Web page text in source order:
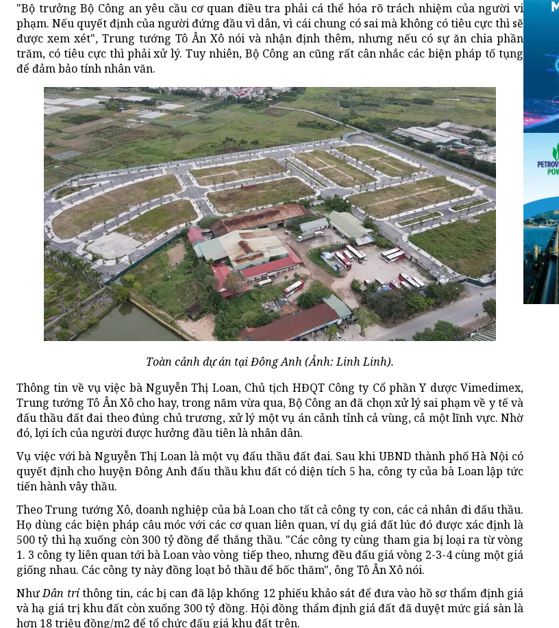
"Bộ trưởng Bộ Công an yêu cầu cơ quan điều tra phải cá thể hóa rõ trách nhiệm của người vi
phạm. Nếu quyết định của người đứng đầu vì dân, vì cái chung có sai mà không có tiêu cực thì sẽ
được xem xét", Trung tướng Tô Ân Xô nói và nhận định thêm, nhưng nếu có sự ăn chia phần
trăm, có tiêu cực thì phải xử lý. Tuy nhiên, Bộ Công an cũng rất cân nhắc các biện pháp tố tụng
để đảm bảo tính nhân văn.
Toàn cảnh dự án tại Đông Anh (Ảnh: Linh Linh).
Thông tin về vụ việc bà Nguyễn Thị Loan, Chủ tịch HĐQT Công ty Cổ phần Y dược Vimedimex,
Trung tướng Tô Ân Xô cho hay, trong năm vừa qua, Bộ Công an đã chọn xử lý sai phạm về y tế và
đấu thầu đất đai theo đúng chủ trương, xử lý một vụ án cảnh tỉnh cả vùng, cả một lĩnh vực. Nhờ
đó, lợi ích của người được hưởng đầu tiên là nhân dân.
Vụ việc với bà Nguyễn Thị Loan là một vụ đấu thầu đất đai. Sau khi UBND thành phố Hà Nội có
quyết định cho huyện Đông Anh đấu thầu khu đất có diện tích 5 ha, công ty của bà Loan lập tức
tiến hành vây thầu.
Theo Trung tướng Xô, doanh nghiệp của bà Loan cho tất cả công ty con, các cá nhân đi đấu thầu.
Họ dùng các biện pháp câu móc với các cơ quan liên quan, ví dụ giá đất lúc đó được xác định là
500 tỷ thì hạ xuống còn 300 tỷ đồng để thắng thầu. "Các công ty cùng tham gia bị loại ra từ vòng
1. 3 công ty liên quan tới bà Loan vào vòng tiếp theo, nhưng đều đấu giá vòng 2-3-4 cùng một giá
giống nhau. Các công ty này đồng loạt bỏ thầu để bốc thăm", ông Tô Ân Xô nói.
NhưDân tríthông tin, các bị can đã lập khống 12 phiếu khảo sát để đưa vào hồ sơ thẩm định giá
và hạ giá trị khu đất còn xuống 300 tỷ đồng. Hội đồng thẩm định giá đất đã duyệt mức giá sàn là
hơn 18 triệu đồng/m2 để tổ chức đấu giá khu đất trên.